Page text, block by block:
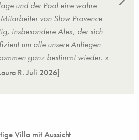
und der Pool eine wahre
von Slow Provence
insbesondere Alex, der sich
um alle unsere Anliegen
ganz bestimmt wieder. »
R.Juli 2026]
Villa mit Aussicht